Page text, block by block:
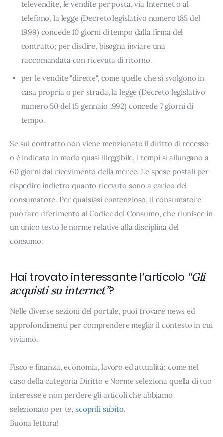
televendite, le vendite per posta, via Internet o al
telefono, la legge (Decreto legislativo numero 185 del
1999) concede 10 giorni di tempo dalla firma del
contratto; per disdire, bisogna inviare una
raccomandata con ricevuta di ritorno.
per le vendite "dirette", come quelle che si svolgono in
casa propria o per strada, la legge (Decreto legislativo
numero 50 del 15 gennaio 1992) concede 7 giorni di
tempo.
Se sul contratto non viene menzionato il diritto di recesso
o è indicato in modo quasi illeggibile, i tempi si allungano a
60 giorni dal ricevimento della merce. Le spese postali per
rispedire indietro quanto ricevuto sono a carico del
consumatore. Per qualsiasi contenzioso, il consumatore
può fare riferimento al Codice del Consumo, che riunisce in
un unico testo le norme relative alla disciplina del
consumo.
Hai trovato interessante l’articolo “Gli
acquisti su internet”?
Nelle diverse sezioni del portale, puoi trovare news ed
approfondimenti per comprendere meglio il contesto in cui
viviamo.
Fisco e finanza, economia, lavoro ed attualità: come nel
caso della categoria Diritto e Norme seleziona quella di tuo
interesse e non perdere gli articoli che abbiamo
selezionato per te, scoprili subito.
Buona lettura!